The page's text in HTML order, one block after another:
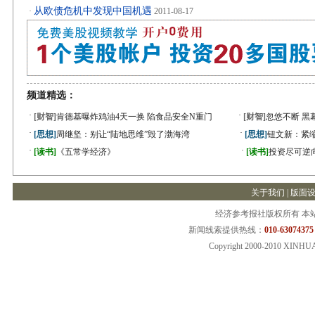
· 从欧债危机中发现中国机遇 2011-08-17
频道精选：
· [财智]肯德基曝炸鸡油4天一换 陷食品安全N重门 · [财智]忽悠不断 黑
· [思想] 周继坚：别让“陆地思维”毁了渤海湾 · [思想]钮文新：紧
· [读书] 《五常学经济》 · [读书]投资尽可逆
关于我们 版面
经济参考报社版权所有 本
新闻线索提供热线： 010-
Copyright 2000-2010